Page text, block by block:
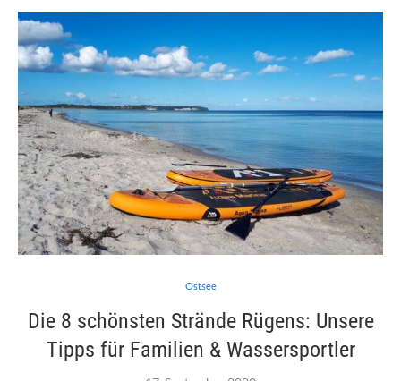
Ostsee
Die 8 schönsten Strände Rügens: Unsere
Tipps für Familien & Wassersportler